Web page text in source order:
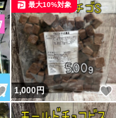
いいね！
1,000円
最大10%対象